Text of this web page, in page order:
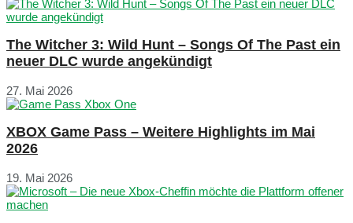
The Witcher 3: Wild Hunt – Songs Of The Past ein
neuer DLC wurde angekündigt
27. Mai 2026
XBOX Game Pass – Weitere Highlights im Mai
2026
19. Mai 2026